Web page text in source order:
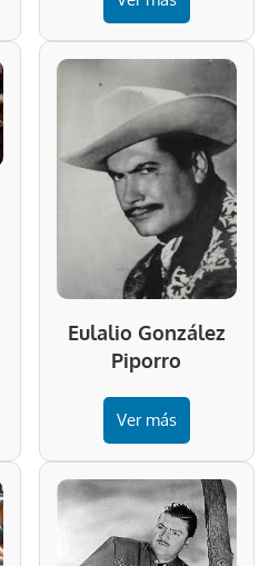
Eulalio González
Piporro
Ver más